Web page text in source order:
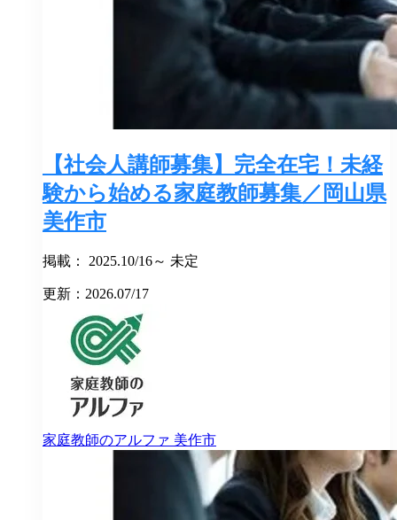
【社会人講師募集】完全在宅！未経
験から始める家庭教師募集／岡山県
美作市
掲載： 2025.10/16～ 未定
更新：2026.07/17
家庭教師のアルファ 美作市